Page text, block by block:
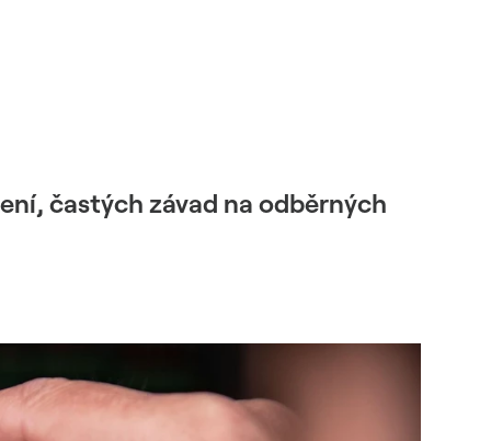
častých závad na odběrných